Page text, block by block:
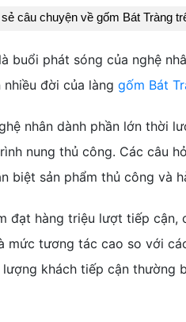
câu chuyện về gốm Bát Tràng
buổi phát sóng của nghệ
nhiều đời của làng gốm Bát
nhân dành phần lớn thời
nung thủ công. Các câu
biệt sản phẩm thủ công và
đạt hàng triệu lượt tiếp
tương tác cao so với
khách tiếp cận thường